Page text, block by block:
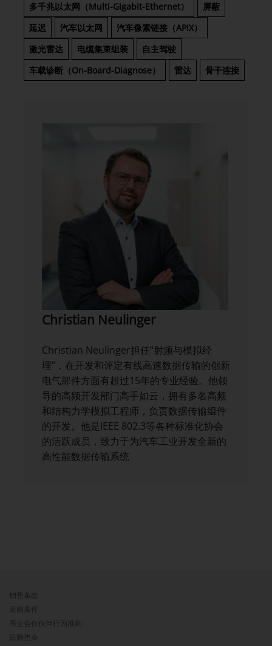
多千兆以太网（Multi-Gigabit-Ethernet）
屏蔽
延迟
汽车以太网
汽车像素链接（APIX）
激光雷达
电缆集束组装
自主驾驶
车载诊断（On-Board-Diagnose）
雷达 骨干连接
Christian Neulinger
Christian Neulinger担任“射频与模拟经
理”，在开发和评定有线高速数据传输的创新
电气部件方面有超过15年的专业经验。他领
导的高频开发部门高手如云，拥有多名高频
和结构力学模拟工程师，负责数据传输组件
的开发。他是IEEE 802.3等各种标准化协会
的活跃成员，致力于为汽车工业开发全新的
高性能数据传输系统
销售条款
采购条件
商业合作伙伴行为准则
后勤指令